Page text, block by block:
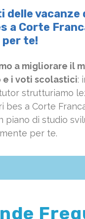
delle vacanze
a Corte
te!
a migliorare il
e i voti scolastici:
strutturiamo le
bes a Corte
piano di studio
per te.